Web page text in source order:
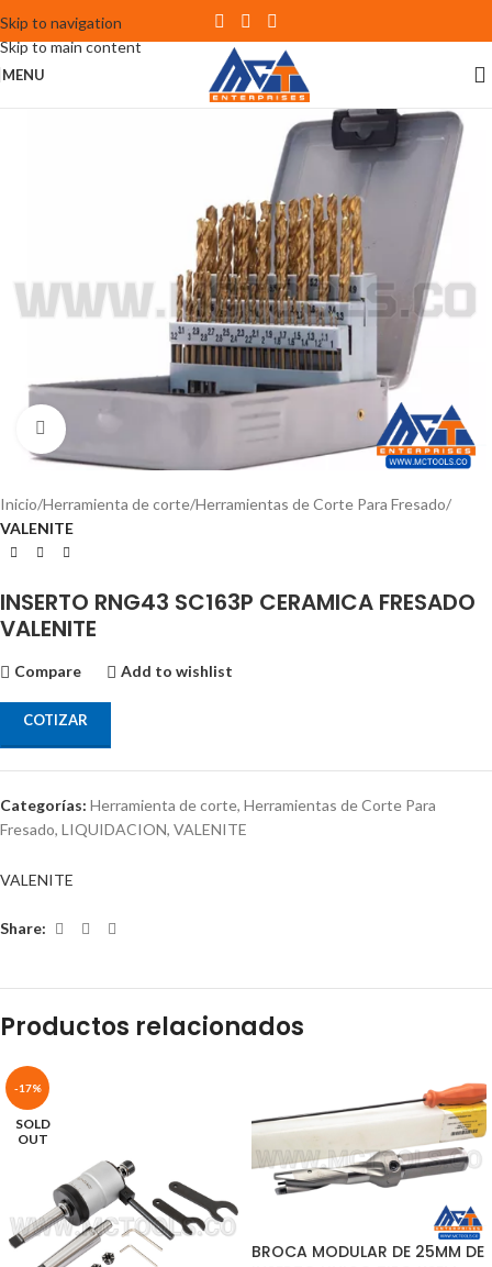
Skip to navigation
Skip to main content
MENU
Click to enlarge
Inicio Herramienta de corte Herramientas de Corte Para Fresado
VALENITE
INSERTO RNG43 SC163P CERAMICA FRESADO
VALENITE
Compare Add to wishlist
COTIZAR
Categorías: Herramienta de corte, Herramientas de Corte Para
Fresado, LIQUIDACION, VALENITE
VALENITE
Share:
Productos relacionados
-17%
SOLD
OUT
BROCA MODULAR DE 25MM DE